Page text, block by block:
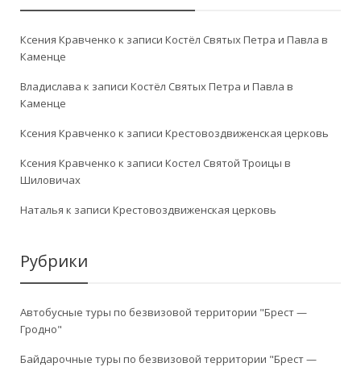
Ксения Кравченко к записи Костёл Святых Петра и Павла в
Каменце
Владислава к записи Костёл Святых Петра и Павла в
Каменце
Ксения Кравченко к записи Крестовоздвиженская церковь
Ксения Кравченко к записи Костел Святой Троицы в
Шиловичах
Наталья к записи Крестовоздвиженская церковь
Рубрики
Автобусные туры по безвизовой территории "Брест —
Гродно"
Байдарочные туры по безвизовой территории "Брест —